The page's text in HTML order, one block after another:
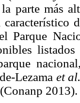
parte más
característico
Parque
Lezama et
2013).